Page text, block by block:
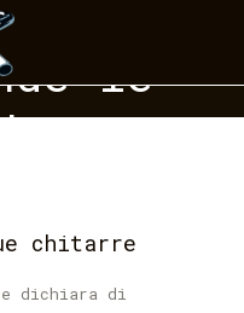
le
chitarre
dichiara di